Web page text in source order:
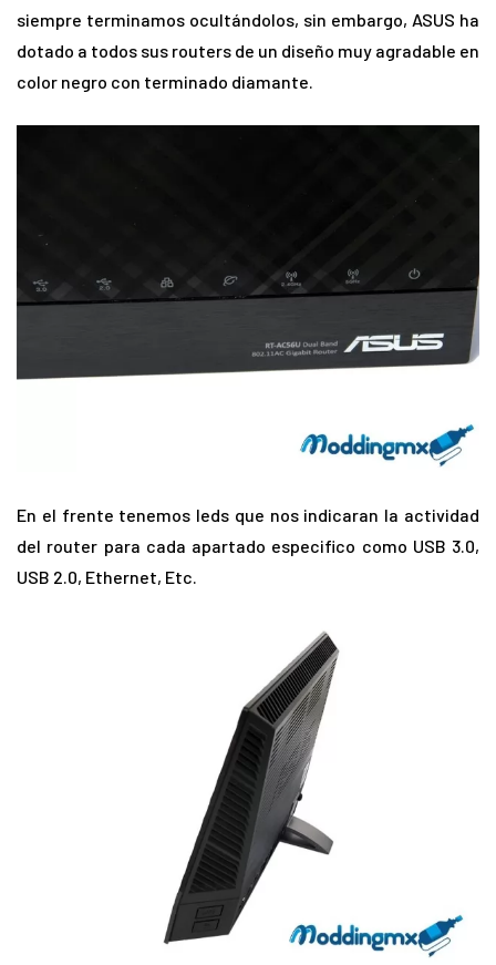
siempre terminamos ocultándolos, sin embargo, ASUS ha
dotado a todos sus routers de un diseño muy agradable en
color negro con terminado diamante.
En el frente tenemos leds que nos indicaran la actividad
del router para cada apartado especifico como USB 3.0,
USB 2.0, Ethernet, Etc.